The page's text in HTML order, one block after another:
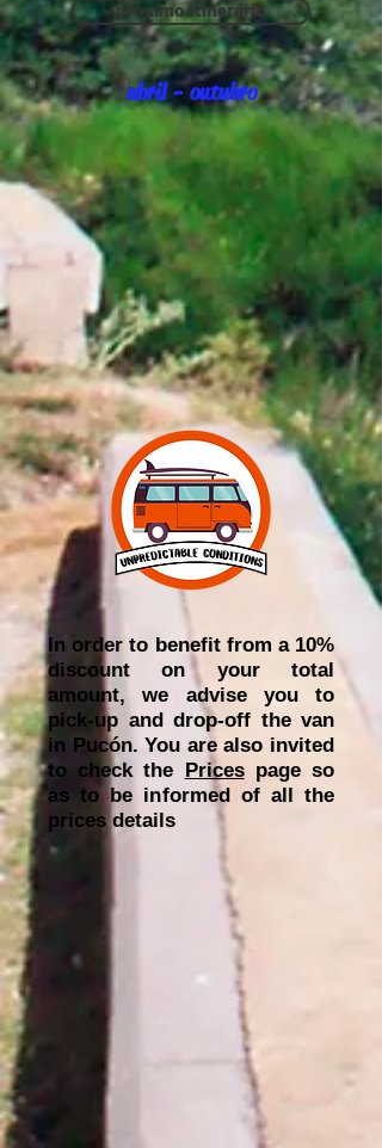
próximo itinerário
abril - outubro
In order to benefit from a 10%
discount on your total
amount, we advise you to
pick-up and drop-off the van
in Pucón. You are also invited
to check the Pricespage so
as to be informed of all the
prices details